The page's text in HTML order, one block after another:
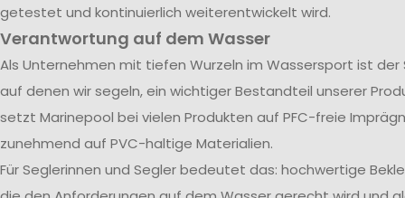
getestet und kontinuierlich weiterentwickelt wird.
Verantwortung auf dem Wasser
Als Unternehmen mit tiefen Wurzeln im Wassersport ist der
auf denen wir segeln, ein wichtiger Bestandteil unserer
setzt Marinepool bei vielen Produkten auf PFC-freie
zunehmend auf PVC-haltige Materialien.
Für Seglerinnen und Segler bedeutet das: hochwertige